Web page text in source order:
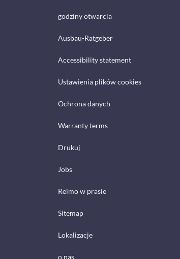
godziny otwarcia
Ausbau-Ratgeber
Accessibility statement
Ustawienia plików cookies
Ochrona danych
Warranty terms
Drukuj
Jobs
Reimo w prasie
Sitemap
Lokalizacje
o nas